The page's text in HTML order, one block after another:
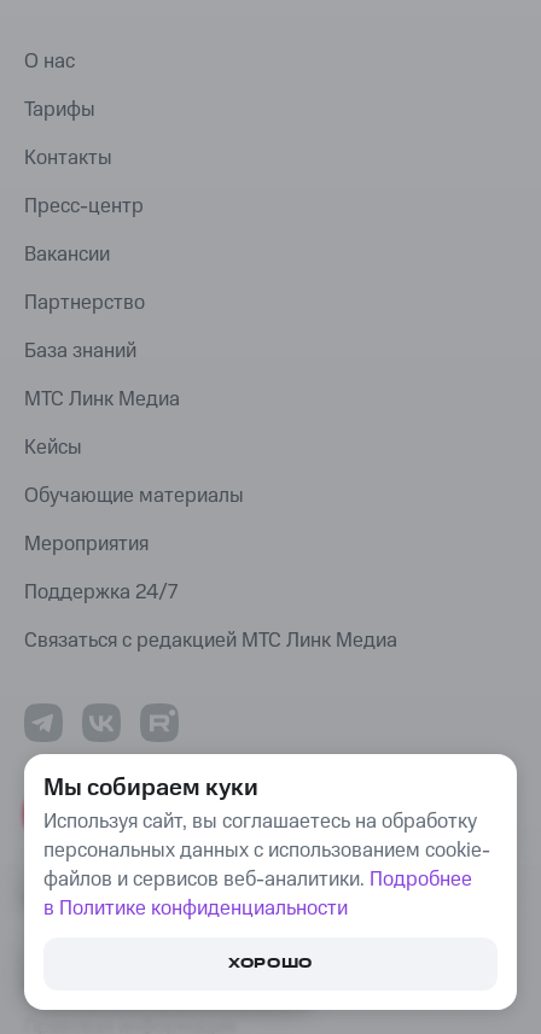
Мы собираем куки
Используя сайт, вы соглашаетесь на обработку
персональных данных с использованием cookie-
файлов и сервисов веб-аналитики. Подробнее
в Политике конфиденциальности
ХОРОШО
ПЛАТФОРМУ ДЛЯ РАБОТЫ,
О нас
Тарифы
Контакты
Пресс-центр
Вакансии
Партнерство
База знаний
МТС Линк Медиа
Кейсы
Обучающие материалы
Мероприятия
Поддержка 24/7
Связаться с редакцией МТС Линк Медиа
МТС Линк
Скачать
Политика в отношении обработки персональных